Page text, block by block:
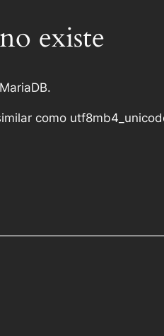
existe
como